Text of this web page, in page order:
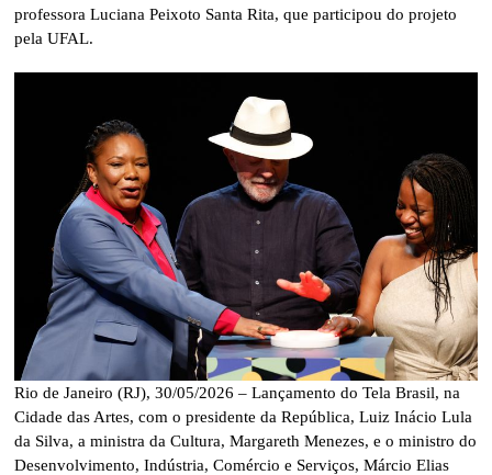
professora Luciana Peixoto Santa Rita, que participou do projeto
pela UFAL.
Rio de Janeiro (RJ), 30/05/2026 – Lançamento do Tela Brasil, na
Cidade das Artes, com o presidente da República, Luiz Inácio Lula
da Silva, a ministra da Cultura, Margareth Menezes, e o ministro do
Desenvolvimento, Indústria, Comércio e Serviços, Márcio Elias